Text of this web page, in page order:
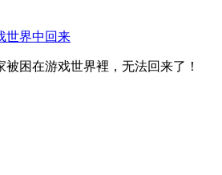
世界中回来
被困在游戏世界裡，无法回来了！